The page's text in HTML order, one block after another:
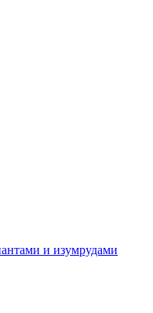
и изумрудами